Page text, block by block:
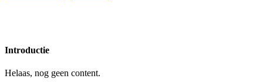
Introductie
Helaas, nog geen content.